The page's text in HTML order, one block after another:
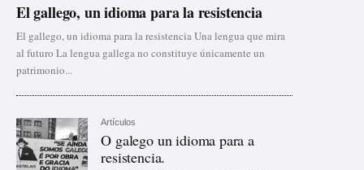
El gallego, un idioma para la resistencia
El gallego, un idioma para la resistencia Una lengua que mira
al futuro La lengua gallega no constituye únicamente un
patrimonio...
Artículos
O galego un idioma para a
resistencia.